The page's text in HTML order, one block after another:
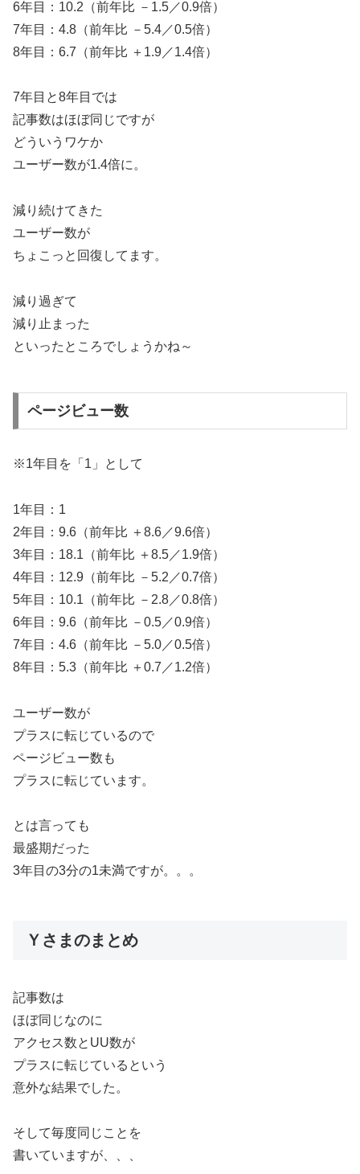
6年目：10.2（前年比 －1.5／0.9倍）
7年目：4.8（前年比 －5.4／0.5倍）
8年目：6.7（前年比 ＋1.9／1.4倍）
7年目と8年目では
記事数はほぼ同じですが
どういうワケか
ユーザー数が1.4倍に。
減り続けてきた
ユーザー数が
ちょこっと回復してます。
減り過ぎて
減り止まった
といったところでしょうかね～
ページビュー数
※1年目を「1」として
1年目：1
2年目：9.6（前年比 ＋8.6／9.6倍）
3年目：18.1（前年比 ＋8.5／1.9倍）
4年目：12.9（前年比 －5.2／0.7倍）
5年目：10.1（前年比 －2.8／0.8倍）
6年目：9.6（前年比 －0.5／0.9倍）
7年目：4.6（前年比 －5.0／0.5倍）
8年目：5.3（前年比 ＋0.7／1.2倍）
ユーザー数が
プラスに転じているので
ページビュー数も
プラスに転じています。
とは言っても
最盛期だった
3年目の3分の1未満ですが。。。
Ｙさまのまとめ
記事数は
ほぼ同じなのに
アクセス数とUU数が
プラスに転じているという
意外な結果でした。
そして毎度同じことを
書いていますが、、、